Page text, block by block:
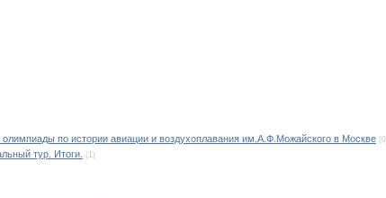
по истории авиации и воздухоплавания им.А.Ф.Можайского в Москве
тур. Итоги. (1)